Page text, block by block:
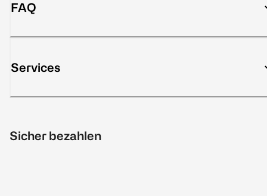
FAQ
Services
Sicher bezahlen